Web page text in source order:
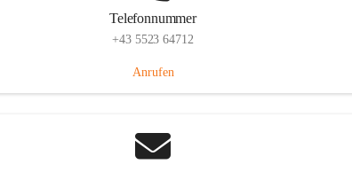
Telefonnummer
+43 5523 64712
Anrufen